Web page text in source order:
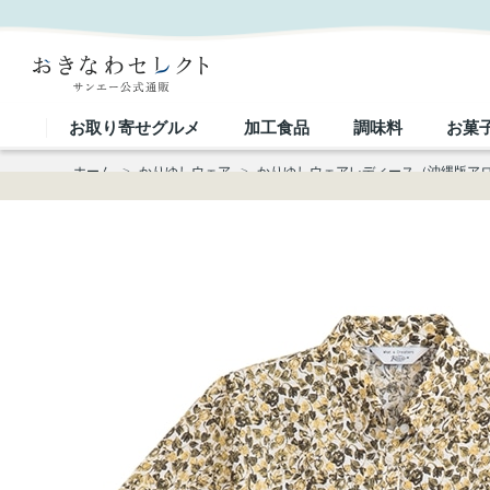
お取り寄せグルメ 加工食品 調味料 お菓
ホーム > かりゆしウェア > かりゆしウェアレディース（沖縄版ア